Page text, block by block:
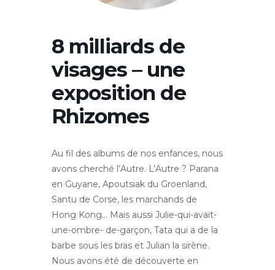
8 milliards de
visages – une
exposition de
Rhizomes
Au fil des albums de nos enfances, nous
avons cherché l’Autre. L’Autre ? Parana
en Guyane, Apoutsiak du Groenland,
Santu de Corse, les marchands de
Hong Kong… Mais aussi Julie-qui-avait-
une-ombre- de-garçon, Tata qui a de la
barbe sous les bras et Julian la sirène.
Nous avons été de découverte en